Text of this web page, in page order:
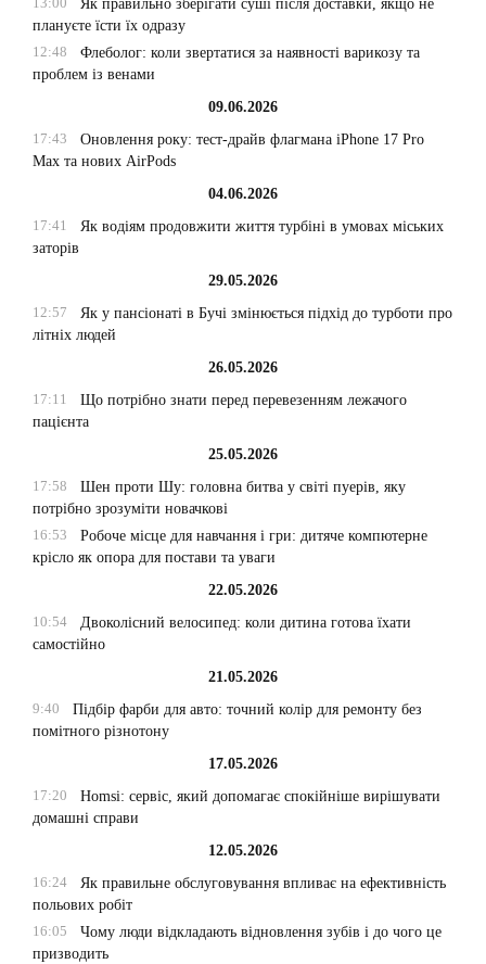
Як правильно зберігати суші після доставки, якщо не
плануєте їсти їх одразу
12:48
Флеболог: коли звертатися за наявності варикозу та
проблем із венами
09.06.2026
17:43
Оновлення року: тест-драйв флагмана iPhone 17 Pro
Max та нових AirPods
04.06.2026
17:41
Як водіям продовжити життя турбіні в умовах міських
заторів
29.05.2026
12:57
Як у пансіонаті в Бучі змінюється підхід до турботи про
літніх людей
26.05.2026
17:11
Що потрібно знати перед перевезенням лежачого
пацієнта
25.05.2026
17:58
Шен проти Шу: головна битва у світі пуерів, яку
потрібно зрозуміти новачкові
16:53
Робоче місце для навчання і гри: дитяче компютерне
крісло як опора для постави та уваги
22.05.2026
10:54
Двоколісний велосипед: коли дитина готова їхати
самостійно
21.05.2026
9:40
Підбір фарби для авто: точний колір для ремонту без
помітного різнотону
17.05.2026
17:20
Homsi: сервіс, який допомагає спокійніше вирішувати
домашні справи
12.05.2026
16:24
Як правильне обслуговування впливає на ефективність
польових робіт
16:05
Чому люди відкладають відновлення зубів і до чого це
призводить